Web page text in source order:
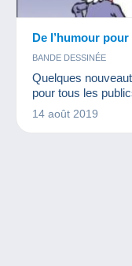
De l’humour
BANDE DESSINÉE
Quelques
pour tous les
14 août 2019